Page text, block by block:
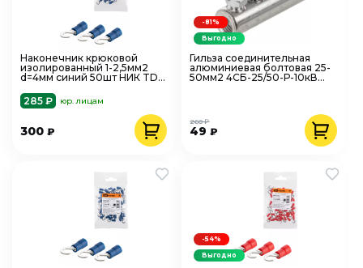
Наконечник крюковой
изолированный 1-2,5мм2
d=4мм синий 50шт НИК TDM
285 ₽
юр. лицам
300 ₽
Гильза соединительная
алюминиевая болтовая 25-
50мм2 4СБ-25/50-Р-10кВ
49₽
260 ₽
-81%
Выгодно
-54%
Выгодно